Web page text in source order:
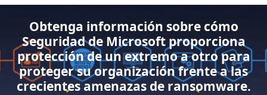
Obtenga información sobre cómo
Seguridad de Microsoft proporciona
protección de un extremo a otro para
proteger su organización frente a las
crecientes amenazas de ransomware.